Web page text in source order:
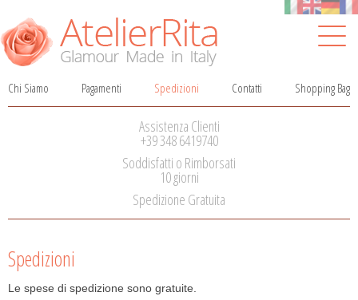
Salta
la
navigazione
Chi Siamo Pagamenti Spedizioni Contatti Shopping Bag
Assistenza Clienti
+39 348 6419740
Soddisfatti o Rimborsati
10 giorni
Spedizione Gratuita
Spedizioni
Le spese di spedizione sono gratuite.